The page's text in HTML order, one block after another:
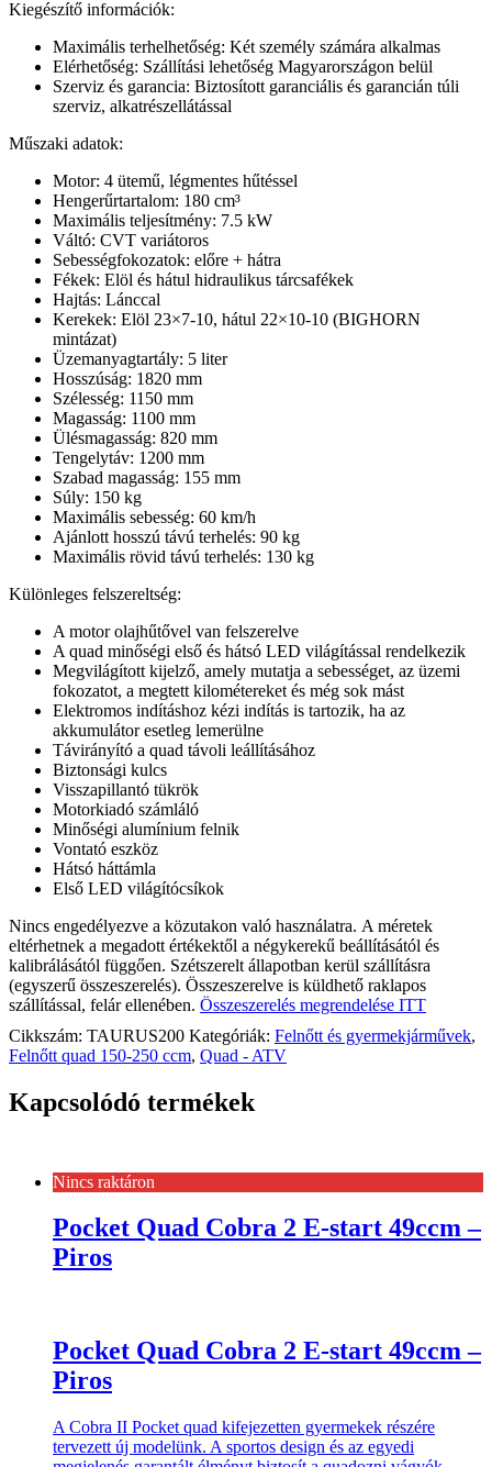
Kiegészítő információk:
Maximális terhelhetőség: Két személy számára alkalmas
Elérhetőség: Szállítási lehetőség Magyarországon belül
Szerviz és garancia: Biztosított garanciális és garancián túli
szerviz, alkatrészellátással
Műszaki adatok:
Motor: 4 ütemű, légmentes hűtéssel
Hengerűrtartalom: 180 cm³
Maximális teljesítmény: 7.5 kW
Váltó: CVT variátoros
Sebességfokozatok: előre + hátra
Fékek: Elöl és hátul hidraulikus tárcsafékek
Hajtás: Lánccal
Kerekek: Elöl 23×7-10, hátul 22×10-10 (BIGHORN
mintázat)
Üzemanyagtartály: 5 liter
Hosszúság: 1820 mm
Szélesség: 1150 mm
Magasság: 1100 mm
Ülésmagasság: 820 mm
Tengelytáv: 1200 mm
Szabad magasság: 155 mm
Súly: 150 kg
Maximális sebesség: 60 km/h
Ajánlott hosszú távú terhelés: 90 kg
Maximális rövid távú terhelés: 130 kg
Különleges felszereltség:
A motor olajhűtővel van felszerelve
A quad minőségi első és hátsó LED világítással rendelkezik
Megvilágított kijelző, amely mutatja a sebességet, az üzemi
fokozatot, a megtett kilométereket és még sok mást
Elektromos indításhoz kézi indítás is tartozik, ha az
akkumulátor esetleg lemerülne
Távirányító a quad távoli leállításához
Biztonsági kulcs
Visszapillantó tükrök
Motorkiadó számláló
Minőségi alumínium felnik
Vontató eszköz
Hátsó háttámla
Első LED világítócsíkok
Nincs engedélyezve a közutakon való használatra. A méretek
eltérhetnek a megadott értékektől a négykerekű beállításától és
kalibrálásától függően. Szétszerelt állapotban kerül szállításra
(egyszerű összeszerelés). Összeszerelve is küldhető raklapos
szállítással, felár ellenében. Összeszerelés megrendelése ITT
Cikkszám: TAURUS200 Kategóriák: Felnőtt és gyermekjárművek,
Felnőtt quad 150-250 ccm, Quad - ATV
Kapcsolódó termékek
Nincs raktáron
Pocket Quad Cobra 2 E-start 49ccm –
Piros
Pocket Quad Cobra 2 E-start 49ccm –
Piros
A Cobra II Pocket quad kifejezetten gyermekek részére
tervezett új modelünk. A sportos design és az egyedi